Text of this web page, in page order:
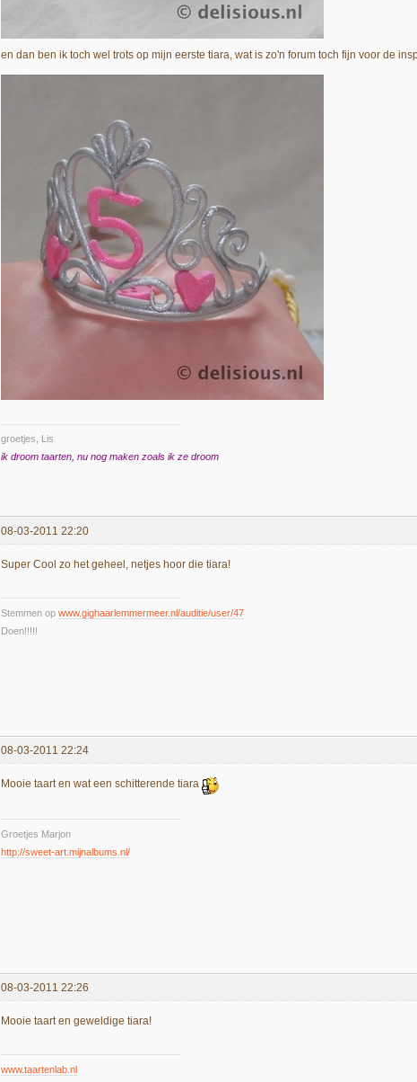
en dan ben ik toch wel trots op mijn eerste tiara, wat is zo'n forum toch fijn voor de
groetjes, Lis
ik droom taarten, nu nog maken zoals ik ze droom
08-03-2011 22:20
Super Cool zo het geheel, netjes hoor die tiara!
Stemmen op www.gighaarlemmermeer.nl/auditie/user/47
Doen!!!!!
08-03-2011 22:24
Mooie taart en wat een schitterende tiara
Groetjes Marjon
http://sweet-art.mijnalbums.nl/
08-03-2011 22:26
Mooie taart en geweldige tiara!
www.taartenlab.nl